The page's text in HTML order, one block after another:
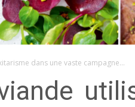
dans une vaste campagne...